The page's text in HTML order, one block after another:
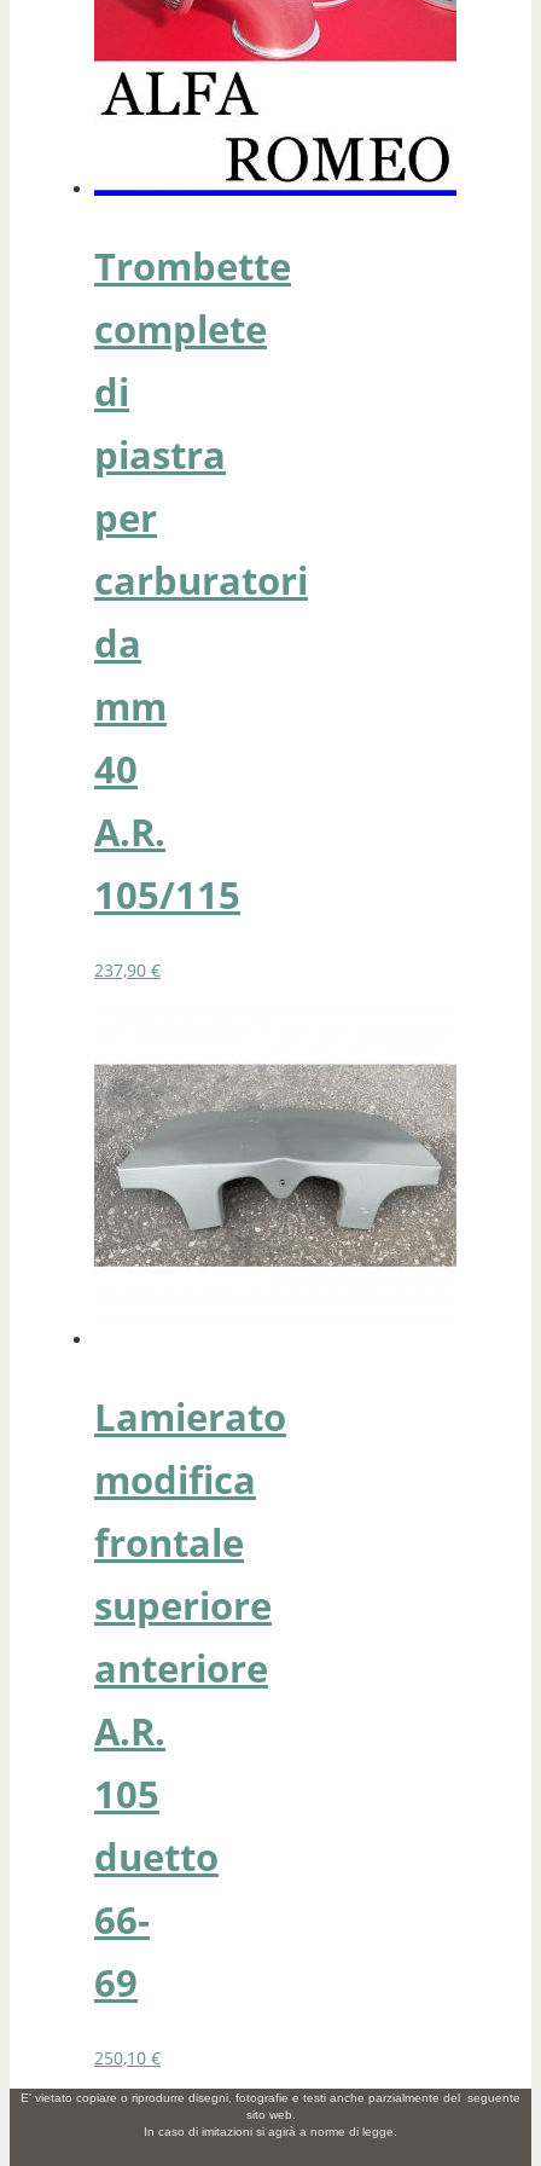
Trombette
complete
di
piastra
per
carburatori
da
mm
40
A.R.
105/115
237,90 €
Lamierato
modifica
frontale
superiore
anteriore
A.R.
105
duetto
66-
69
250,10 €
E' vietato copiare o riprodurre disegni, fotografie e testi anche parzialmente del seguente
sito web.
In caso di imitazioni si agirà a norme di legge.